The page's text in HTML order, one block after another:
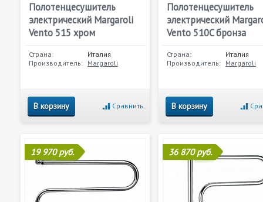
Полотенцесушитель
электрический Margaroli
Vento 515 хром
Страна:
Италия
Производитель: Margaroli
В корзину Сравнить
Полотенцесушитель
электрический
Vento 510C бронза
Страна:
Италия
Производитель: Margaroli
В корзину
19 970 руб. 36 870 руб.